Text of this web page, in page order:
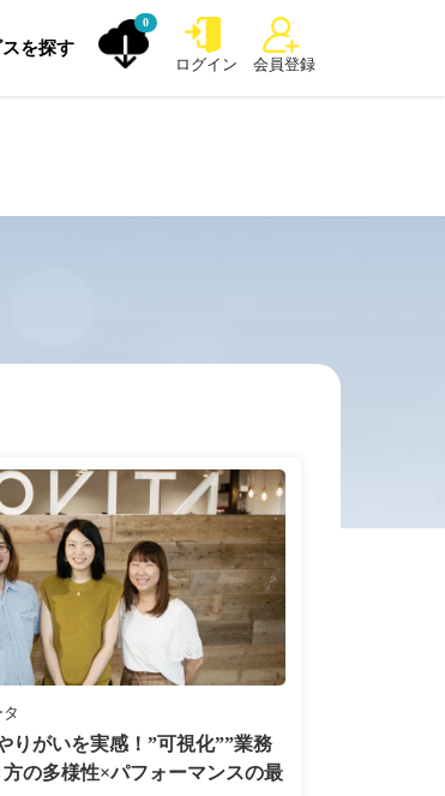
を探す
0
ログイン 会員登録
りがいを実感！”可視化””業務
の多様性×パフォーマンスの最